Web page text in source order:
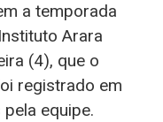
a temporada
Arara
(4), que o
registrado em
equipe.